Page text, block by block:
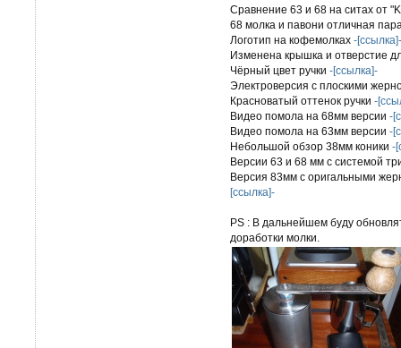
Сравнение 63 и 68 на ситах от
68 молка и павони отличная
Логотип на кофемолках -[ссылка]-
Изменена крышка и отверстие
Чёрный цвет ручки -[ссылка]-
Электроверсия с плоскими
Красноватый оттенок ручки -
Видео помола на 68мм версии -
Видео помола на 63мм версии -
Небольшой обзор 38мм коники -
Версии 63 и 68 мм с системой
Версия 83мм с оригальными
[ссылка]-
PS : В дальнейшем буду
доработки молки.